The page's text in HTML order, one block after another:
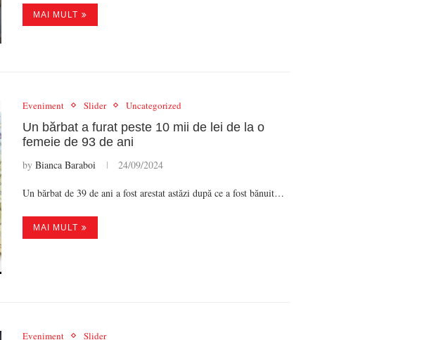
MAI MULT
Eveniment Slider Uncategorized
Un bărbat a furat peste 10 mii de lei de la o
femeie de 93 de ani
by Bianca Baraboi 24/09/2024
Un bărbat de 39 de ani a fost arestat astăzi după ce a fost bănuit…
MAI MULT
Eveniment Slider